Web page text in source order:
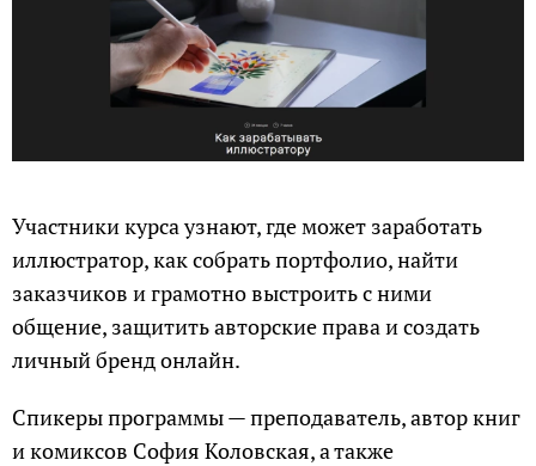
Участники курса узнают, где может заработать
иллюстратор, как собрать портфолио, найти
заказчиков и грамотно выстроить с ними
общение, защитить авторские права и создать
личный бренд онлайн.
Спикеры программы — преподаватель, автор книг
и комиксов София Коловская, а также